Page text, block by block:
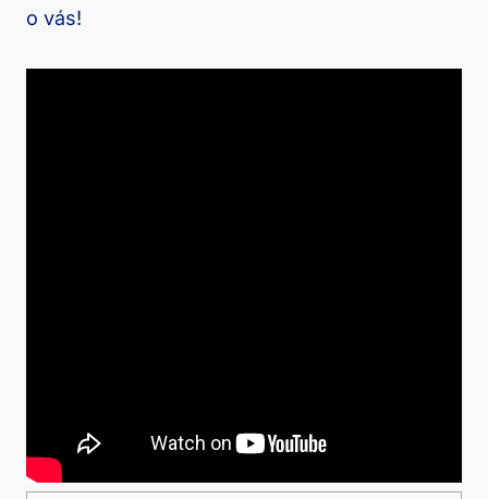
o vás!